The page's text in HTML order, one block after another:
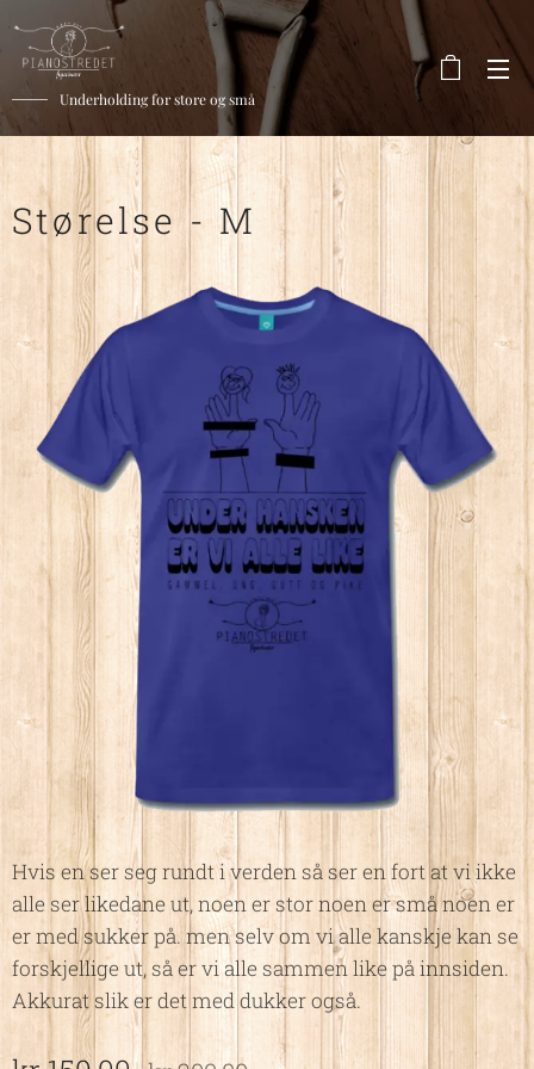
Underholding for store og små
Størelse - M
Hvis en ser seg rundt i verden så ser en fort at vi ikke
alle ser likedane ut, noen er stor noen er små noen er
er med sukker på. men selv om vi alle kanskje kan se
forskjellige ut, så er vi alle sammen like på innsiden.
Akkurat slik er det med dukker også.